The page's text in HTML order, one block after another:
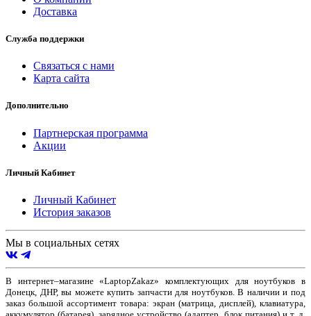
Доставка
Служба поддержки
Связаться с нами
Карта сайта
Дополнительно
Партнерская программа
Акции
Личный Кабинет
Личный Кабинет
История заказов
Мы в социальных сетях
В интернет–магазине «LaptopZakaz» комплектующих для ноутбуков в
Донецк, ДНР, вы можете купить запчасти для ноутбуков. В наличии и под
заказ большой ассортимент товара: экран (матрица, дисплей), клавиатура,